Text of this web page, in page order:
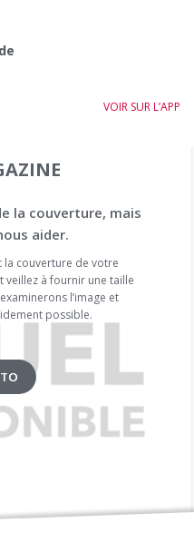
VOIR SUR L’APP
la couverture, mais
aider.
couverture de votre
à fournir une taille
l’image et
possible.